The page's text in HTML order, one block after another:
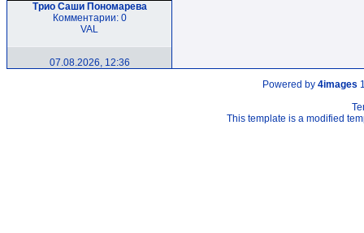
Трио Саши Пономарева
Комментарии: 0
VAL
07.08.2026, 12:36
Powered by 4images
This template is a modified